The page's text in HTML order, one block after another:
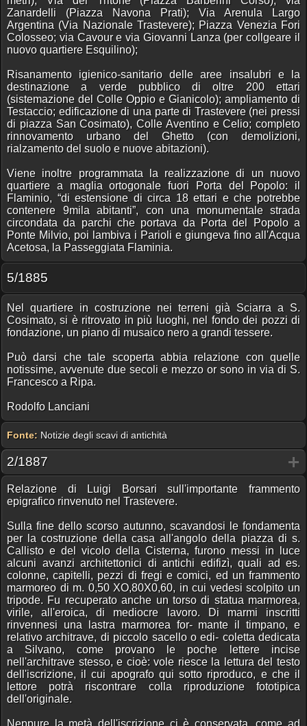
Zanardelli (Piazza Navona Prati); Via Arenula Largo
Argentina (Via Nazionale Trastevere); Piazza Venezia Fori
Colosseo; via Cavour e via Giovanni Lanza (per collgeare il
nuovo quartiere Esquilino);
Risanamento igienico-sanitario delle aree insalubri e la
destinazione a verde pubblico di oltre 200 ettari
(sistemazione del Colle Oppio e Gianicolo); ampliamento di
Testaccio; edificazione di una parte di Trastevere (nei pressi
di piazza San Cosimato), Colle Aventino e Celio; completo
rinnovamento urbano del Ghetto (con demolizioni,
rialzamento del suolo e nuove abitazioni).
Viene inoltre programmata la realizzazione di un nuovo
quartiere a maglia ortogonale fuori Porta del Popolo: il
Flaminio, “di estensione di circa 18 ettari e che potrebbe
contenere 9mila abitanti”, con una monumentale strada
circondata da parchi che portava da Porta del Popolo a
Ponte Milvio, poi lambiva i Parioli e giungeva fino all'Acqua
Acetosa, la Passeggiata Flaminia.
5/1885
Nel quartiere in costruzione nei terreni già Sciarra a S.
Cosimato, si è ritrovato in più luoghi, nel fondo dei pozzi di
fondazione, un piano di musaico nero a grandi tessere.
Può darsi che tale scoperta abbia relazione con quelle
notissime, avvenute due secoli e mezzo or sono in via di S.
Francesco a Ripa.
Rodolfo Lanciani
Fonte: Notizie degli scavi di antichità
2/1887
Relazione di Luigi Borsari sull'importante frammento
epigrafico rinvenuto nel Trastevere.
Sulla fine dello scorso autunno, scavandosi le fondamenta
per la costruzione della casa all'angolo della piazza di s.
Callisto e del vicolo della Cisterna, furono messi in luce
alcuni avanzi architettonici di antichi edifizì, quali ad es.
colonne, capitelli, pezzi di fregi e comici, ed un frammento
marmoreo di m. 0,50 XO,80X0,60, in cui vedesi scolpito un
tripode. Fu recuperato anche un torso di statua marmorea,
virile, all'eroica, di mediocre lavoro. Di marmi inscritti
rinvennesi una lastra marmorea for- mante il timpano, e
relativo architrave, di piccolo sacello o edi- coletta dedicata
a Silvano, come provano le poche lettere incise
nell'architrave stesso, e cioè: vole riesce la lettura del testo
dell'iscrizione, il cui apografo qui sotto riproduco, e che il
lettore potrà riscontrare colla riproduzione fototipica
dell'originale.